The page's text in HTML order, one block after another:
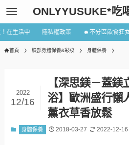
ONLYYUSUKE*吃
在生活中 隱私權政策 ☻不分區飲食狂
首頁 臉部身體保養&彩妝 身體保養
【深思鎂－蓋鎂
浴】歐洲盛行懶
薰衣草香放鬆
2022
12/16
身體保養 2018-03-27 2022-12-16